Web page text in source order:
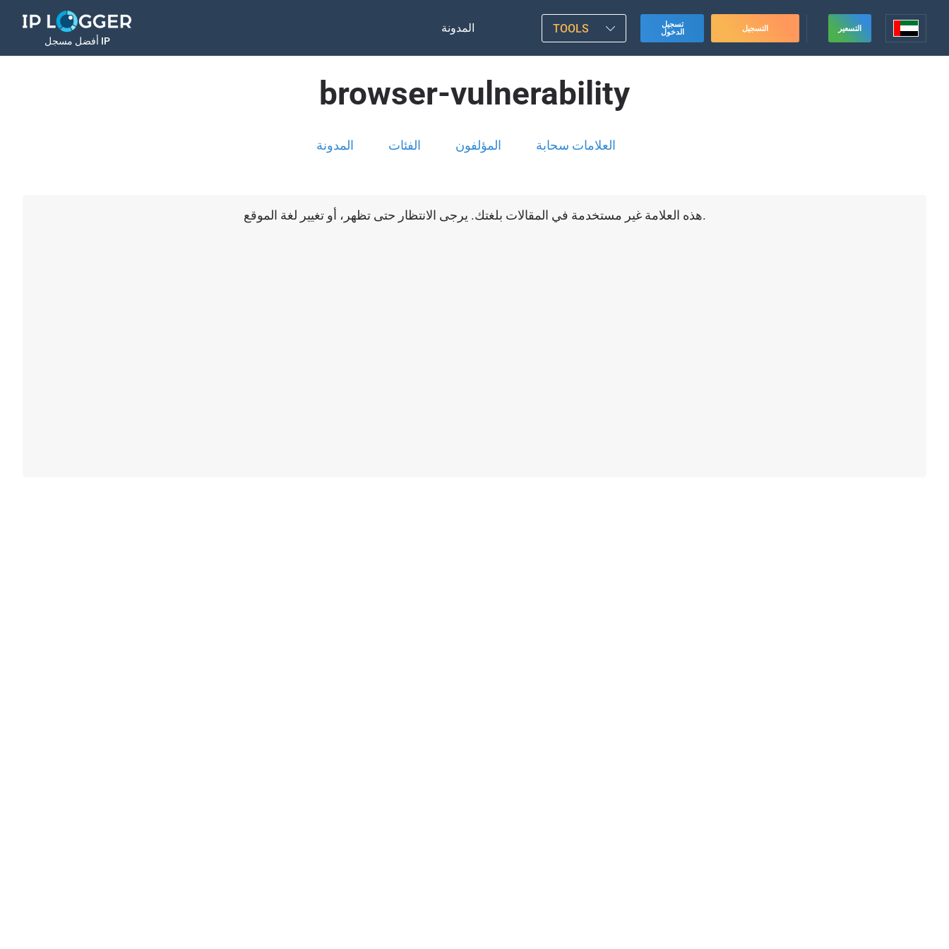
أفضل مسجل IP
المدونة TOOLS
تسجيل
الدخول
التسجيل التسعير
browser-vulnerability
المدونة الفئات المؤلفون العلامات سحابة